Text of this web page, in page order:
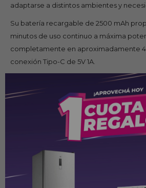
adaptarse a distintos ambientes y
Su batería recargable de 2500 mAh
minutos de uso continuo a máxima
completamente en aproximadamente
conexión Tipo-C de 5V 1A.
Compacta y portátil, con unas
mm, ofrece un índice de reproducción
95, garantizando colores fieles y
Perfecta para creadores de contenido,
o entusiastas que buscan una
alta calidad.
Características